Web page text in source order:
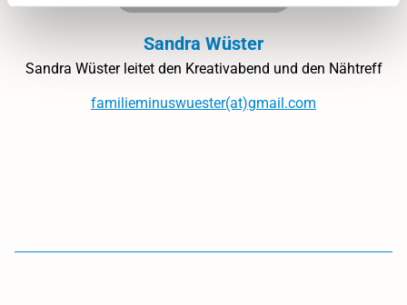
Sandra Wüster
Sandra Wüster leitet den Kreativabend und den Nähtreff
familieminuswuester(at)gmail.com